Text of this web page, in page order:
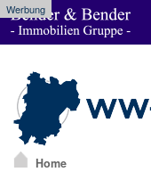
Werbung
Home